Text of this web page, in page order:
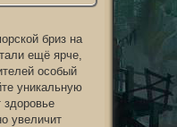
бриз на
ещё ярче,
особый
уникальную
здоровье
увеличит